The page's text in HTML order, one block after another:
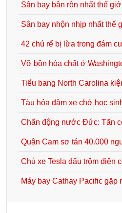
Sân bay bận rộn nhất thế
Sân bay nhộn nhịp nhất thế
42 chú rể bị lừa trong đám
Vỡ bồn hóa chất ở
Tiểu bang North Carolina
Tàu hỏa đâm xe chở học
Chấn động nước Đức: Tấn
Quận Cam sơ tán 40.000
Chủ xe Tesla đấu trộm điện
Máy bay Cathay Pacific